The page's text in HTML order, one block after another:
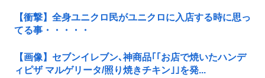
【衝撃】全身ユニクロ民がユニクロに入店する時に思っ
てる事・・・・・
【画像】セブンイレブン､神商品｢｢お店で焼いたハンデ
ィピザ マルゲリータ/照り焼きチキン｣｣を発...